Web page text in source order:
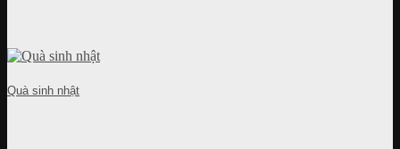
Quà sinh nhật